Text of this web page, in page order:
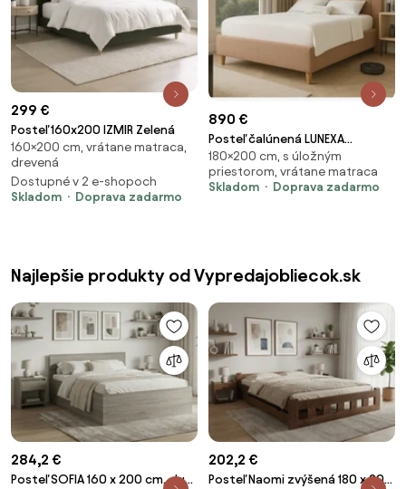
299 €
Posteľ 160x200 IZMIR Zelená
160×200 cm, vrátane matraca,
drevená
Dostupné v 2 e-shopoch
Skladom
Doprava zadarmo
890 €
Posteľ čalúnená LUNEXA
180x200 cm s úložným
priestorom
180×200 cm, s úložným
priestorom, vrátane matraca
Skladom
Doprava zadarmo
Najlepšie produkty od Vypredajobliecok.sk
284,2 €
Posteľ SOFIA 160 x 200 cm, dub
202,2 €
Posteľ Naomi zvýšená 180 x 200